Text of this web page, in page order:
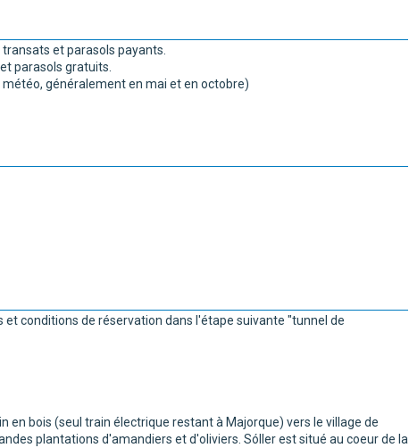
et parasols payants.
parasols gratuits.
généralement en mai et en octobre)
conditions de réservation dans l'étape suivante "tunnel de
en bois (seul train électrique restant à Majorque) vers le village de
plantations d'amandiers et d'oliviers. Sóller est situé au coeur de la